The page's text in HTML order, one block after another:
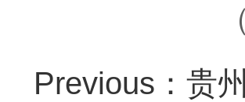
Previous：贵